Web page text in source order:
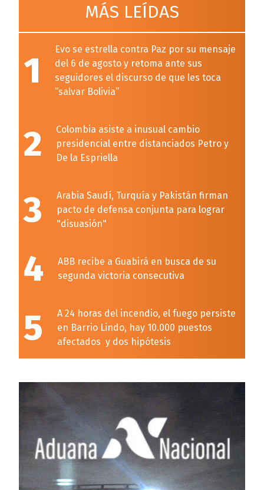
MÁS LEÍDAS
1
Evo se estrella contra Paz por su mensaje
del 6 de agosto y retoma ante sus
seguidores el discurso de que les toca
“salvar Bolivia”
2
Colombia asiste a inusual cambio
presidencial entre distanciados Petro y
De la Espriella
3
Arabia Saudí, Turquía y Pakistán firman
pacto de defensa conjunta para lograr
"disuasión"
4
ABB recibe a Guabirá en busca de su
segunda victoria consecutiva
5
A 24 horas del incendio, el fuego persiste
en Barrio Lindo, hay 10.000 puestos
afectados y dos hipótesis